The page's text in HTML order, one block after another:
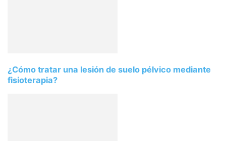
¿Cómo tratar una lesión de suelo pélvico mediante
fisioterapia?